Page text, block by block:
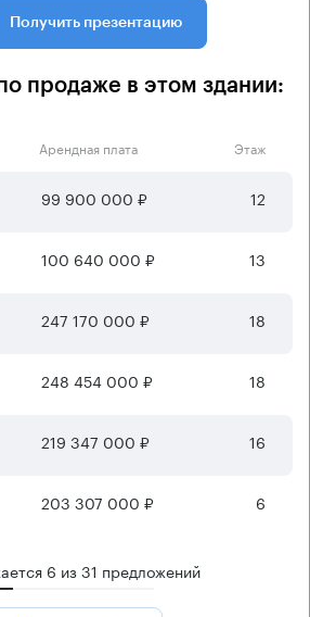
Получить презентацию
продаже в этом здании:
Арендная плата Этаж
99 900 000 ₽ 12
100 640 000 ₽ 13
247 170 000 ₽ 18
248 454 000 ₽ 18
219 347 000 ₽ 16
203 307 000 ₽ 6
6 из31 предложений